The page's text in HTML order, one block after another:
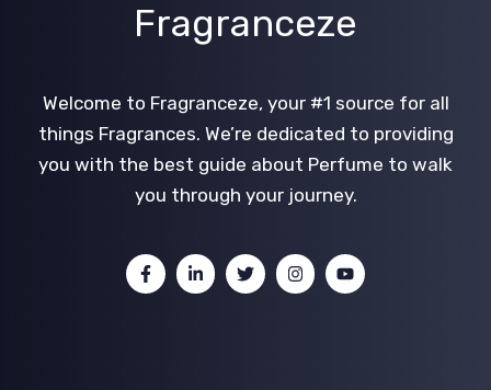
Fragranceze
Welcome to Fragranceze, your #1 source for all
things Fragrances. We’re dedicated to providing
you with the best guide about Perfume to walk
you through your journey.